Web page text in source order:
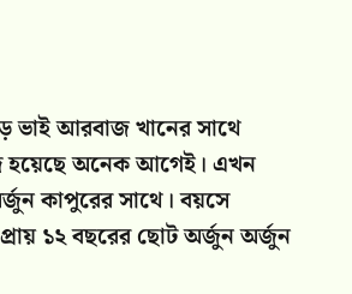
ভাই আরবাজ খানের সাথে
হয়েছে অনেক আগেই। এখন
কাপুরের সাথে। বয়সে
১২ বছরের ছোট অর্জুন অর্জুন